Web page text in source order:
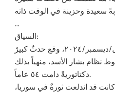
…
السياق:
في الثامن من كانون الأول/ديسمبر/٢٠٢٤، وقع حدثٌ كبيرٌ
نظام بشار الأسد، منهياً بذلك
دكتاتوريةً دامت ٥٤ عاماً.
مارس/آذار/٢٠١١، كانت قد اندلعت ثورةٌ في سوريا،